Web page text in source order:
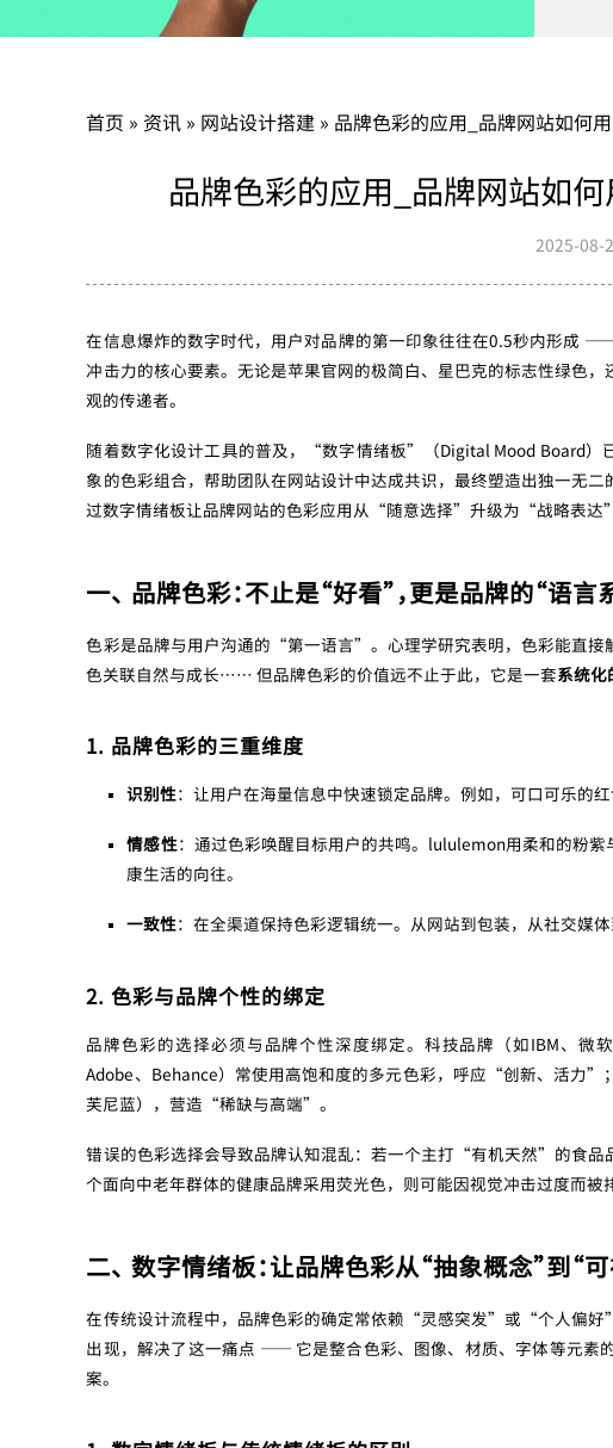
首页 » 资讯 » 网站设计搭建 » 品牌色彩的应用_品牌网站如何
品牌色彩的应用_品牌网站如
2025-08-
在信息爆炸的数字时代，用户对品牌的第一印象往往在0.5秒内形成
冲击力的核心要素。无论是苹果官网的极简白、星巴克的标志性绿色
观的传递者。
随着数字化设计工具的普及，“数字情绪板”（Digital Mood Board）
象的色彩组合，帮助团队在网站设计中达成共识，最终塑造出独一无
过数字情绪板让品牌网站的色彩应用从“随意选择”升级为“战略表达
一、 品牌色彩：不止是“好看”，更是品牌的“语言
色彩是品牌与用户沟通的“第一语言”。心理学研究表明，色彩能直接
色关联自然与成长…… 但品牌色彩的价值远不止于此，它是一套系统化
1. 品牌色彩的三重维度
识别性 ：让用户在海量信息中快速锁定品牌。例如，可口可乐的
情感性 ：通过色彩唤醒目标用户的共鸣。lululemon用柔和的粉
康生活的向往。
一致性 ：在全渠道保持色彩逻辑统一。从网站到包装，从社交媒
2. 色彩与品牌个性的绑定
品牌色彩的选择必须与品牌个性深度绑定。科技品牌（如IBM、
Adobe、Behance）常使用高饱和度的多元色彩，呼应“创新、活力”
芙尼蓝），营造“稀缺与高端”。
错误的色彩选择会导致品牌认知混乱：若一个主打“有机天然”的食
个面向中老年群体的健康品牌采用荧光色，则可能因视觉冲击过度而被
二、 数字情绪板：让品牌色彩从“抽象概念”到“
在传统设计流程中，品牌色彩的确定常依赖“灵感突发”或“个人偏好
出现，解决了这一痛点 —— 它是整合色彩、图像、材质、字体等元
案。